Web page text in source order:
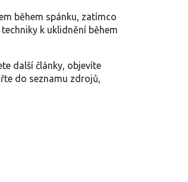
během spánku, zatímco
k uklidnění během
další články, objevíte
do seznamu zdrojů,